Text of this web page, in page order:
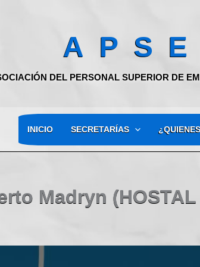
A P S E
DEL PERSONAL SUPERIOR DE
INICIO SECRETARÍAS
Madryn (HOSTAL